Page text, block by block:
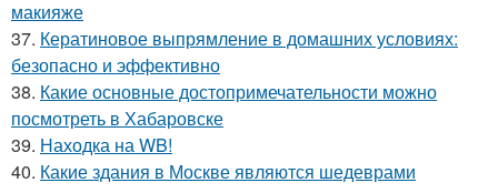
макияже
37. Кератиновое выпрямление в домашних условиях:
безопасно и эффективно
38. Какие основные достопримечательности можно
посмотреть в Хабаровске
39. Находка на WB!
40. Какие здания в Москве являются шедеврами